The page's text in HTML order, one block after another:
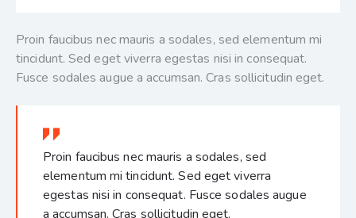
Proin faucibus nec mauris a sodales, sed elementum mi
tincidunt. Sed eget viverra egestas nisi in consequat.
Fusce sodales augue a accumsan. Cras sollicitudin eget.
Proin faucibus nec mauris a sodales, sed
elementum mi tincidunt. Sed eget viverra
egestas nisi in consequat. Fusce sodales augue
a accumsan. Cras sollicitudin eget.